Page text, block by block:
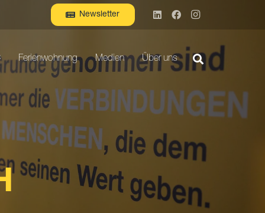
Newsletter
Ferienwohnung Medien Über uns